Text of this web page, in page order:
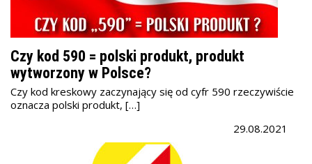
Czy kod 590 = polski produkt, produkt
wytworzony w Polsce?
Czy kod kreskowy zaczynający się od cyfr 590 rzeczywiście
oznacza polski produkt, […]
29.08.2021